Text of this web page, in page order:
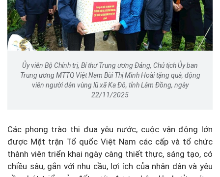
Ủy viên Bộ Chính trị, Bí thư Trung ương Đảng, Chủ tịch Ủy ban
Trung ương MTTQ Việt Nam Bùi Thị Minh Hoài tặng quà, động
viên người dân vùng lũ xã Ka Đô, tỉnh Lâm Đồng, ngày
22/11/2025
Các phong trào thi đua yêu nước, cuộc vận động lớn
được Mặt trận Tổ quốc Việt Nam các cấp và tổ chức
thành viên triển khai ngày càng thiết thực, sáng tạo, có
chiều sâu, gắn với nhu cầu, lợi ích của nhân dân và yêu